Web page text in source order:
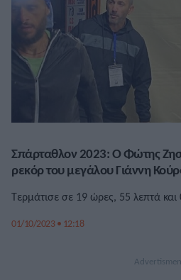
Σπάρταθλον 2023: Ο Φώτης
ρεκόρ του μεγάλου Γιάννη
Τερμάτισε σε 19 ώρες, 55 λεπτά και
01/10/2023 • 12:18